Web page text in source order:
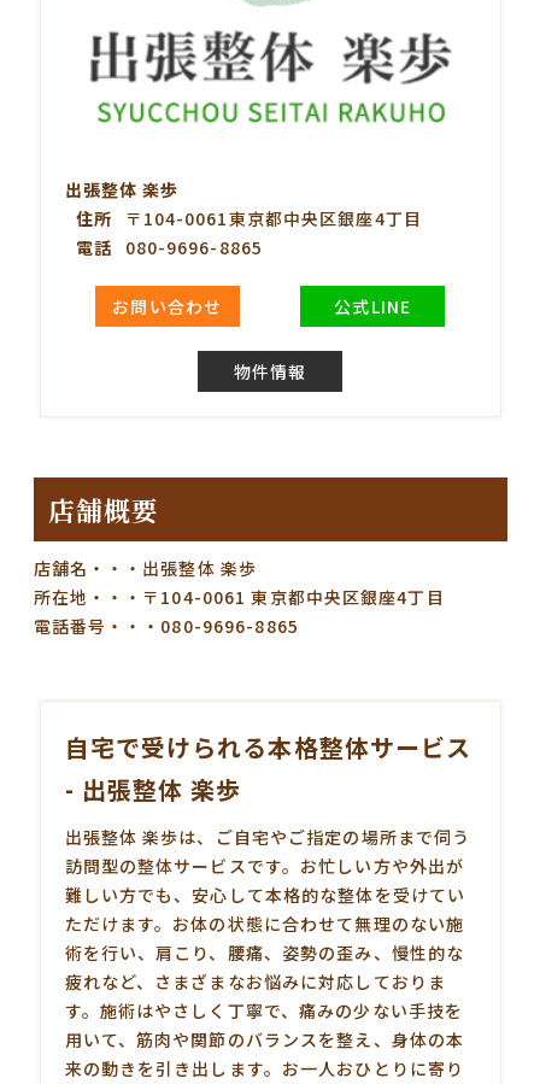
出張整体 楽歩
住所
〒104-0061東京都中央区銀座4丁目
電話
080-9696-8865
お問い合わせ 公式LINE
物件情報
店舗概要
店舗名・・・出張整体 楽歩
所在地・・・〒104-0061 東京都中央区銀座4丁目
電話番号・・・080-9696-8865
自宅で受けられる本格整体サービス
- 出張整体 楽歩
出張整体 楽歩は、ご自宅やご指定の場所まで伺う
訪問型の整体サービスです。お忙しい方や外出が
難しい方でも、安心して本格的な整体を受けてい
ただけます。お体の状態に合わせて無理のない施
術を行い、肩こり、腰痛、姿勢の歪み、慢性的な
疲れなど、さまざまなお悩みに対応しておりま
す。施術はやさしく丁寧で、痛みの少ない手技を
用いて、筋肉や関節のバランスを整え、身体の本
来の動きを引き出します。お一人おひとりに寄り